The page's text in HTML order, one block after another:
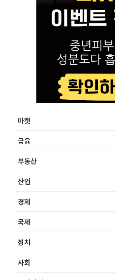
마켓
금융
부동산
산업
경제
국제
정치
사회